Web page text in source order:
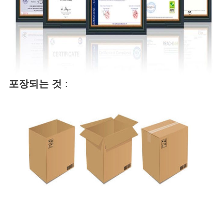
포장되는 것 :